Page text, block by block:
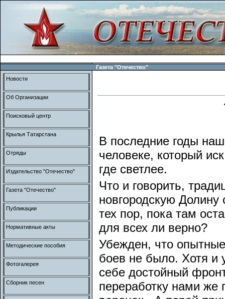
Газета "Отечество"
В последние годы
человеке, который
где светлее.
Что и говорить,
новгородскую Долину
тех пор, пока там
для всех ли верно?
Убежден, что
боев не было. Хотя и
себе достойный
переработку нами же
Новости
Об Организации
Поисковый центр
Крылья Татарстана
Отряды
Издательство "Отечество"
Газета "Отечество"
Публикации
Нормативные акты
Методические пособия
Фотогалерея
Сборник песен